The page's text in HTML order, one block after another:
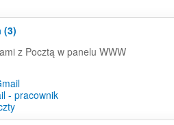
(3)
z Pocztą w panelu WWW
- pracownik